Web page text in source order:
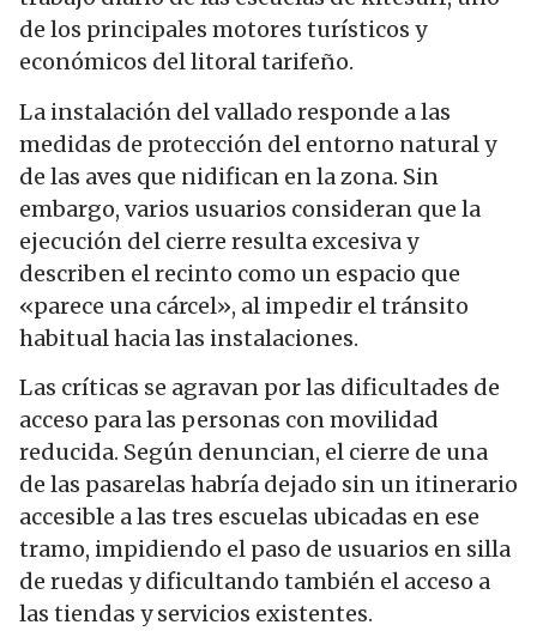
de los principales motores turísticos y
económicos del litoral tarifeño.
La instalación del vallado responde a las
medidas de protección del entorno natural y
de las aves que nidifican en la zona. Sin
embargo, varios usuarios consideran que la
ejecución del cierre resulta excesiva y
describen el recinto como un espacio que
«parece una cárcel», al impedir el tránsito
habitual hacia las instalaciones.
Las críticas se agravan por las dificultades de
acceso para las personas con movilidad
reducida. Según denuncian, el cierre de una
de las pasarelas habría dejado sin un itinerario
accesible a las tres escuelas ubicadas en ese
tramo, impidiendo el paso de usuarios en silla
de ruedas y dificultando también el acceso a
las tiendas y servicios existentes.